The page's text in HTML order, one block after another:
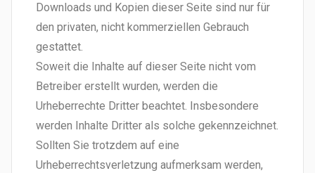
Downloads und Kopien dieser Seite sind nur für
den privaten, nicht kommerziellen Gebrauch
gestattet.
Soweit die Inhalte auf dieser Seite nicht vom
Betreiber erstellt wurden, werden die
Urheberrechte Dritter beachtet. Insbesondere
werden Inhalte Dritter als solche gekennzeichnet.
Sollten Sie trotzdem auf eine
Urheberrechtsverletzung aufmerksam werden,